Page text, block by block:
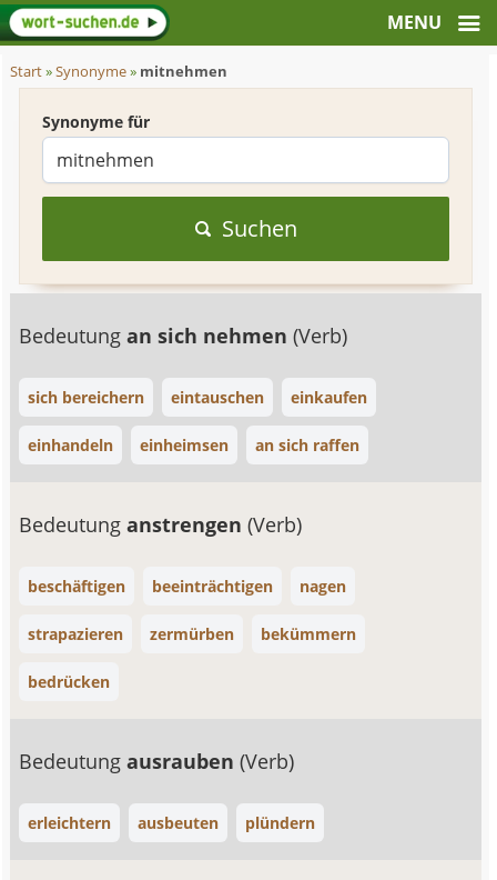
Start»Synonyme» mitnehmen
Synonyme für
Suchen
Bedeutungan sich nehmen(Verb)
sich bereichern eintauschen einkaufen
einhandeln einheimsen an sich raffen
Bedeutunganstrengen(Verb)
beschäftigen beeinträchtigen nagen
strapazieren zermürben bekümmern
bedrücken
Bedeutungausrauben(Verb)
erleichtern ausbeuten plündern